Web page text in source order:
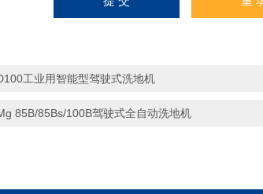
工业用智能型驾驶式洗地机
85B/85Bs/100B驾驶式全自动洗地机